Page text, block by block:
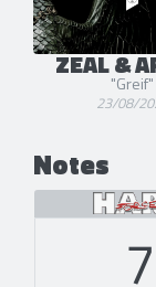
ZEAL &
"Greif"
23/08/
Notes
7